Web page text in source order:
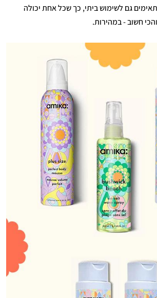
גם לשימוש ביתי, כך שכל אחת יכולה
חשוב - במהירות.